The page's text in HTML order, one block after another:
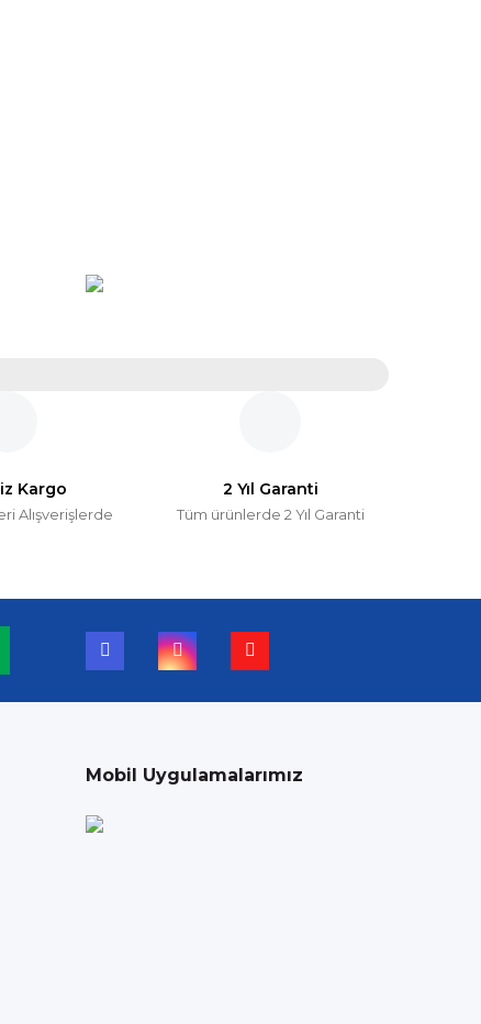
Kargo
Alışverişlerde
2 Yıl Garanti
Tüm ürünlerde 2 Yıl Garanti
Mobil Uygulamalarımız